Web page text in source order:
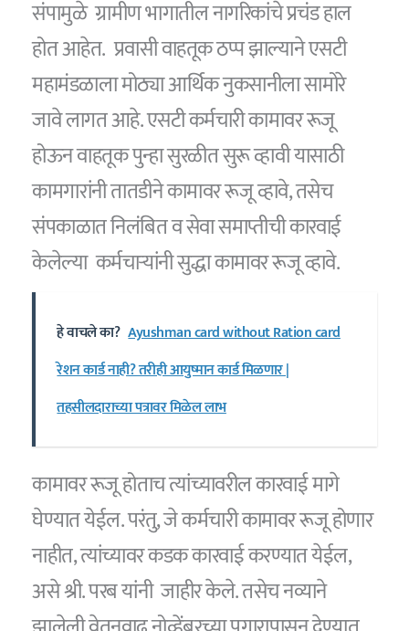
संपामुळे ग्रामीण भागातील नागरिकांचे प्रचंड हाल
होत आहेत. प्रवासी वाहतूक ठप्प झाल्याने एसटी
महामंडळाला मोठ्या आर्थिक नुकसानीला सामोरे
जावे लागत आहे. एसटी कर्मचारी कामावर रूजू
होऊन वाहतूक पुन्हा सुरळीत सुरू व्हावी यासाठी
कामगारांनी तातडीने कामावर रूजू व्हावे, तसेच
संपकाळात निलंबित व सेवा समाप्तीची कारवाई
केलेल्या कर्मचाऱ्यांनी सुद्धा कामावर रूजू व्हावे.
हे वाचले का? Ayushman card without Ration card
रेशन कार्ड नाही? तरीही आयुष्मान कार्ड मिळणार |
तहसीलदाराच्या पत्रावर मिळेल लाभ
कामावर रूजू होताच त्यांच्यावरील कारवाई मागे
घेण्यात येईल. परंतु, जे कर्मचारी कामावर रूजू होणार
नाहीत, त्यांच्यावर कडक कारवाई करण्यात येईल,
असे श्री. परब यांनी जाहीर केले. तसेच नव्याने